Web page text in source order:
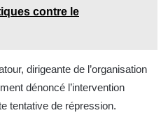
contre le
dirigeante de l’organisation
dénoncé l’intervention
tentative de répression.